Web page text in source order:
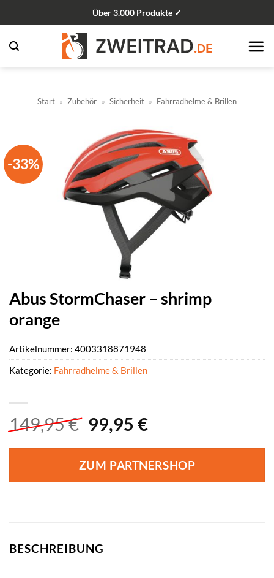
Inhalt
springen
Über 3.000 Produkte ✓
Start » Zubehör » Sicherheit » Fahrradhelme & Brillen
-33%
Abus StormChaser – shrimp
orange
149,95€ Ursprünglicher
Preis
war:
149,95 €
99,95 €Aktueller
ist:
99,95 €.
ZUM PARTNERSHOP
Artikelnummer: 4003318871948
Kategorie: Fahrradhelme & Brillen
BESCHREIBUNG